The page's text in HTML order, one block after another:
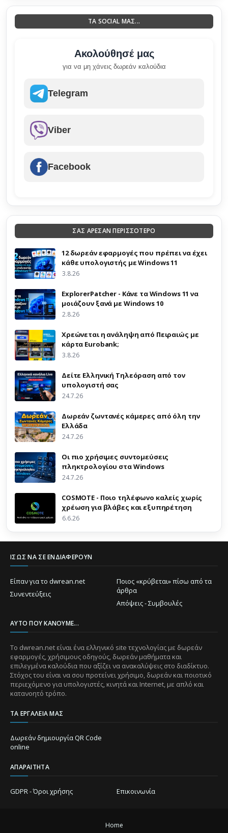
ΤΑ SOCIAL ΜΑΣ...
Ακολούθησέ μας
για να μη χάνεις δωρεάν καλούδια
Telegram
Viber
Facebook
ΣΑΣ ΑΡΕΣΑΝ ΠΕΡΙΣΣΟΤΕΡΟ
12 δωρεάν εφαρμογές που πρέπει να έχει
κάθε υπολογιστής με Windows 11
3.8.26
ExplorerPatcher - Κάνε τα Windows 11 να
μοιάζουν ξανά με Windows 10
2.8.26
Χρεώνεται η ανάληψη από Πειραιώς με
κάρτα Eurobank;
3.8.26
Δείτε Ελληνική Τηλεόραση από τον
υπολογιστή σας
24.7.26
Δωρεάν ζωντανές κάμερες από όλη την
Ελλάδα
24.7.26
Οι πιο χρήσιμες συντομεύσεις
πληκτρολογίου στα Windows
24.7.26
COSMOTE - Ποιο τηλέφωνο καλείς χωρίς
χρέωση για βλάβες και εξυπηρέτηση
6.6.26
ΊΣΩΣ ΝΑ ΣΕ ΕΝΔΙΑΦΈΡΟΥΝ
Είπαν για το dwrean.net
Ποιος «κρύβεται» πίσω από τα
άρθρα
Συνεντεύξεις
Απόψεις - Συμβουλές
ΑΥΤΌ ΠΟΥ ΚΆΝΟΥΜΕ...
Το dwrean.net είναι ένα ελληνικό site τεχνολογίας με δωρεάν
εφαρμογές, χρήσιμους οδηγούς, δωρεάν μαθήματα και
επιλεγμένα καλούδια που αξίζει να ανακαλύψεις στο διαδίκτυο.
Στόχος του είναι να σου προτείνει χρήσιμο, δωρεάν και ποιοτικό
περιεχόμενο για υπολογιστές, κινητά και Internet, με απλό και
κατανοητό τρόπο.
ΤΑ ΕΡΓΑΛΕΊΑ ΜΑΣ
Δωρεάν δημιουργία QR Code
online
ΑΠΑΡΑΊΤΗΤΑ
GDPR - Όροι χρήσης Επικοινωνία
Home